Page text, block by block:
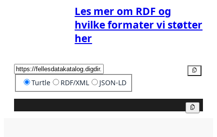
Les mer om RDF og
hvilke formater vi støtter
her
Turtle RDF/XML JSON-LD